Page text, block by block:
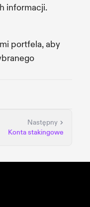
informacji.
portfela, aby
Następny
Konta stakingowe